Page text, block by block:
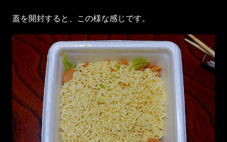
蓋を開封すると、この様な感じです。